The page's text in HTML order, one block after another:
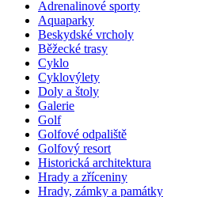
Adrenalinové sporty
Aquaparky
Beskydské vrcholy
Běžecké trasy
Cyklo
Cyklovýlety
Doly a štoly
Galerie
Golf
Golfové odpaliště
Golfový resort
Historická architektura
Hrady a zříceniny
Hrady, zámky a památky